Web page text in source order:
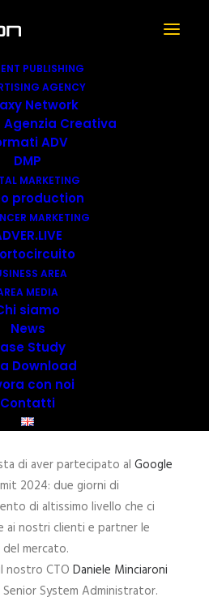
PUBLISHING
AGENCY
Network
Agenzia Creativa
ADV
DMP
MARKETING
production
MARKETING
AREA
MEDIA
siamo
News
Study
Download
con noi
Contatti
al Google
Leadership
2024
INNEWS | BY
di aver partecipato al Google
2024: due giorni di
di altissimo livello che ci
nostri clienti e partner le
mercato.
nostro CTO Daniele Minciaroni
Senior System Administrator.